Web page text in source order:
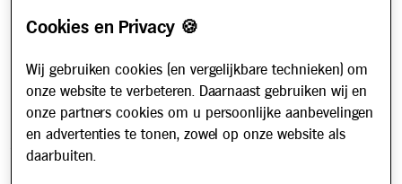
Cookiebeleid
Klantenservice & Info
Hoe werkt het?
Cookies en Privacy 🍪
Wij gebruiken cookies (en vergelijkbare technieken) om
onze website te verbeteren. Daarnaast gebruiken wij en
onze partners cookies om u persoonlijke aanbevelingen
en advertenties te tonen, zowel op onze website als
daarbuiten.